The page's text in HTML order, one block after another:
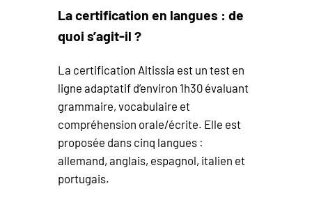
La certification en langues : de
quoi s’agit-il ?
La certification Altissia est un test en
ligne adaptatif d’environ 1h30 évaluant
grammaire, vocabulaire et
compréhension orale/écrite. Elle est
proposée dans cinq langues :
allemand, anglais, espagnol, italien et
portugais.